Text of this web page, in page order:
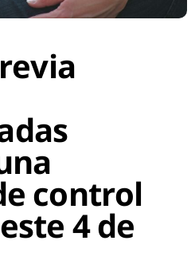
control
4 de